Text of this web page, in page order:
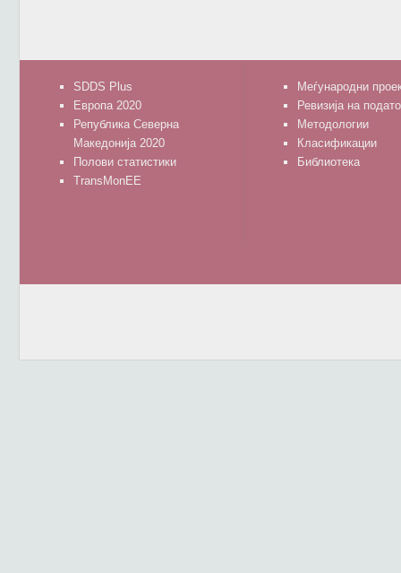
SDDS Plus
Европа 2020
Република Северна
Македонија 2020
Полови статистики
TransMonEE
Меѓународни
Ревизија на
Методологии
Класификации
Библиотека